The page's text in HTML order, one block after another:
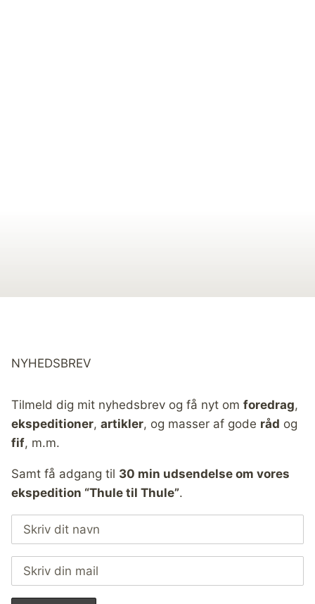
NYHEDSBREV
Tilmeld dig mit nyhedsbrev og få nyt om foredrag,
ekspeditioner, artikler, og masser af gode råd og
fif, m.m.
Samt få adgang til 30 min udsendelse om vores
ekspedition “Thule til Thule”.